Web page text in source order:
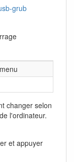
grub
changer selon
l'ordinateur.
et appuyer